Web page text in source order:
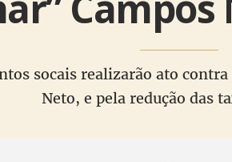
socais realizarão ato
Neto, e pela redução das